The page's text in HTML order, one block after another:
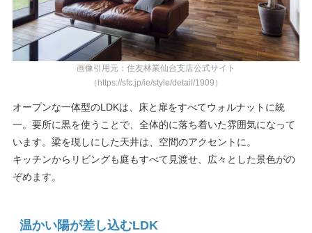
画像引用元：住友林業仙台支店公式サイト
（https://sfc.jp/ie/style/detail/1909）
オープンな一体型のLDKは、床と扉をすべてウォルナットに統
一。要所に黒を使うことで、全体的に落ち着いた雰囲気になって
います。梁を現しにした天井は、空間のアクセントに。
キッチンからリビングも庭もすべて見渡せ、広々とした景色がの
ぞめます。
温かい陽が差し込むLDK